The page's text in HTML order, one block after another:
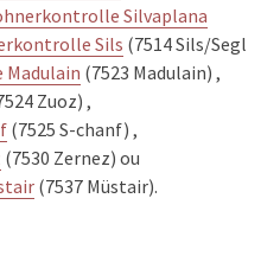
Silvaplana
Sils (7514 Sils/Segl
(7523 Madulain) ,
Zuoz) ,
(7525 S-chanf) ,
(7530 Zernez) ou
(7537 Müstair).